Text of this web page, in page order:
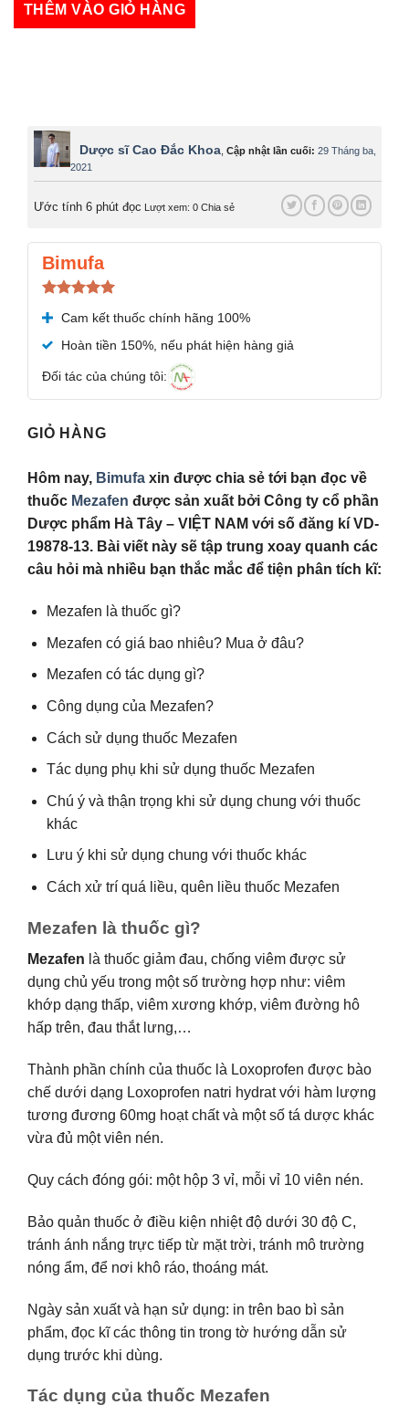
THÊM VÀO GIỎ HÀNG
Dược sĩ Cao Đắc Khoa Cập nhật lần cuối: 29 Tháng ba,
2021
Ước tính 6 phút đọc Lượt xem: 0 Chia sẻ
Bimufa
Được xếp
hạng5.00
5 sao
Cam kết thuốc chính hãng 100%
Hoàn tiền 150%, nếu phát hiện hàng giả
Đối tác của chúng tôi:
GIỎ HÀNG
Hôm nay, Bimufa xin được chia sẻ tới bạn đọc về
thuốc Mezafen được sản xuất bởi Công ty cổ phần
Dược phẩm Hà Tây – VIỆT NAM với số đăng kí VD-
19878-13. Bài viết này sẽ tập trung xoay quanh các
câu hỏi mà nhiều bạn thắc mắc để tiện phân tích kĩ:
Mezafen là thuốc gì?
Mezafen có giá bao nhiêu? Mua ở đâu?
Mezafen có tác dụng gì?
Công dụng của Mezafen?
Cách sử dụng thuốc Mezafen
Tác dụng phụ khi sử dụng thuốc Mezafen
Chú ý và thận trọng khi sử dụng chung với thuốc
khác
Lưu ý khi sử dụng chung với thuốc khác
Cách xử trí quá liều, quên liều thuốc Mezafen
Mezafen là thuốc gì?
Mezafen là thuốc giảm đau, chống viêm được sử
dụng chủ yếu trong một số trường hợp như: viêm
khớp dạng thấp, viêm xương khớp, viêm đường hô
hấp trên, đau thắt lưng,…
Thành phần chính của thuốc là Loxoprofen được bào
chế dưới dạng Loxoprofen natri hydrat với hàm lượng
tương đương 60mg hoạt chất và một số tá dược khác
vừa đủ một viên nén.
Quy cách đóng gói: một hộp 3 vỉ, mỗi vỉ 10 viên nén.
Bảo quản thuốc ở điều kiện nhiệt độ dưới 30 độ C,
tránh ánh nắng trực tiếp từ mặt trời, tránh mô trường
nóng ẩm, để nơi khô ráo, thoáng mát.
Ngày sản xuất và hạn sử dụng: in trên bao bì sản
phẩm, đọc kĩ các thông tin trong tờ hướng dẫn sử
dụng trước khi dùng.
Tác dụng của thuốc Mezafen